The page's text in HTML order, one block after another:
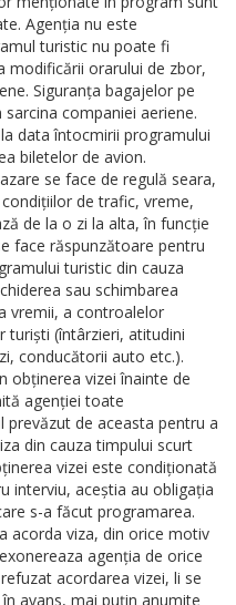
Agenția nu este
turistic nu poate fi
modificării orarului de zbor,
Siguranța bagajelor pe
companiei aeriene.
data întocmirii programului
biletelor de avion.
se face de regulă seara,
de trafic, vreme,
de la o zi la alta, în funcție
face răspunzătoare pentru
turistic din cauza
sau schimbarea
vremii, a controalelor
turiști (întârzieri, atitudini
conducătorii auto etc.).
obținerea vizei înainte de
agenției toate
de aceasta pentru a
din cauza timpului scurt
vizei este condiționată
interviu, aceștia au obligația
s-a făcut programarea.
acorda viza, din orice motiv
agenția de orice
acordarea vizei, li se
avans, mai puțin anumite